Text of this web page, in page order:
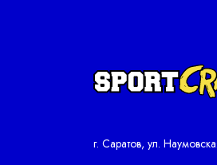
г. Саратов, ул.